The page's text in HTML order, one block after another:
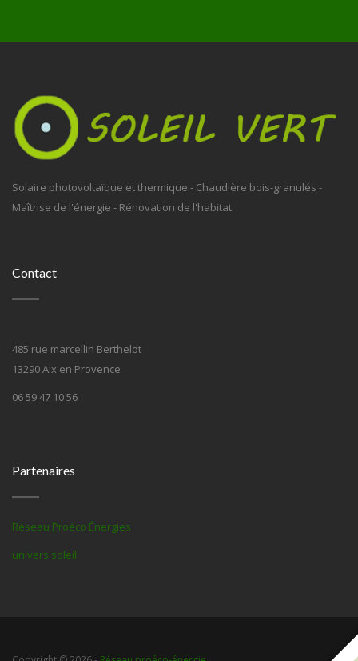
Solaire photovoltaïque et thermique - Chaudière bois-granulés -
Maîtrise de l'énergie - Rénovation de l'habitat
Contact
485 rue marcellin Berthelot
13290 Aix en Provence
06 59 47 10 56
Partenaires
Réseau Proéco Énergies
univers soleil